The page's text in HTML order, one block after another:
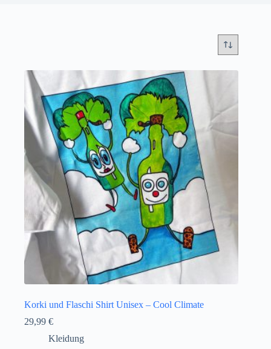
Korki und Flaschi Shirt Unisex – Cool Climate
29,99 €
Kleidung